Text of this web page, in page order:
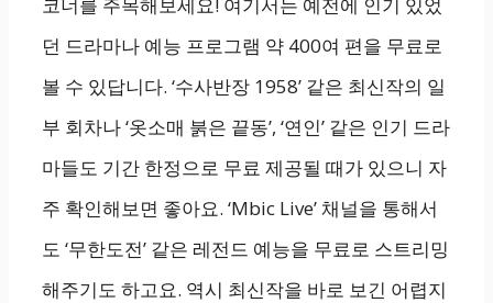
던 드라마나 예능 프로그램 약 400여 편을 무료로
볼 수 있답니다. ‘수사반장 1958’ 같은 최신작의 일
부 회차나 ‘옷소매 붉은 끝동’, ‘연인’ 같은 인기 드라
마들도 기간 한정으로 무료 제공될 때가 있으니 자
주 확인해보면 좋아요. ‘Mbic Live’ 채널을 통해서
도 ‘무한도전’ 같은 레전드 예능을 무료로 스트리밍
해주기도 하고요. 역시 최신작을 바로 보긴 어렵지